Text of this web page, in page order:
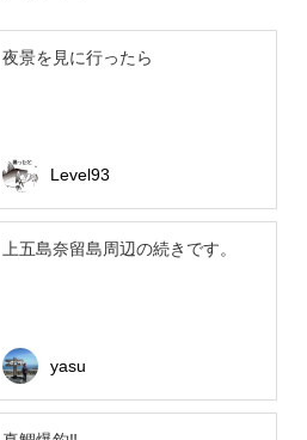
夜景を見に行ったら
Level93
上五島奈留島周辺の続きです。
yasu